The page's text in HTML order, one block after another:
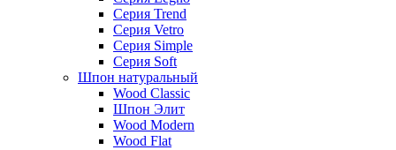
Серия Trend
Серия Vetro
Серия Simple
Серия Soft
Шпон натуральный
Wood Classic
Шпон Элит
Wood Modern
Wood Flat